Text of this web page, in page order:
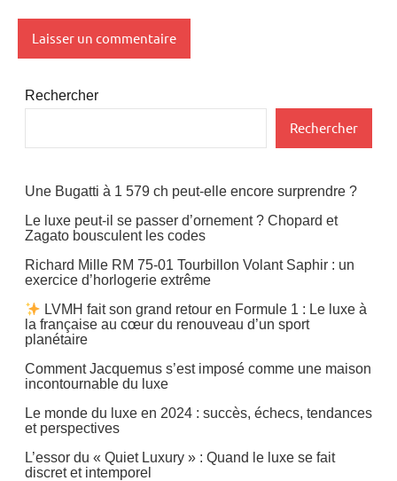
Rechercher
Rechercher
Une Bugatti à 1 579 ch peut-elle encore surprendre ?
Le luxe peut-il se passer d’ornement ? Chopard et
Zagato bousculent les codes
Richard Mille RM 75-01 Tourbillon Volant Saphir : un
exercice d’horlogerie extrême
LVMH fait son grand retour en Formule 1 : Le luxe à
la française au cœur du renouveau d’un sport
planétaire
Comment Jacquemus s’est imposé comme une maison
incontournable du luxe
Le monde du luxe en 2024 : succès, échecs, tendances
et perspectives
L’essor du « Quiet Luxury » : Quand le luxe se fait
discret et intemporel